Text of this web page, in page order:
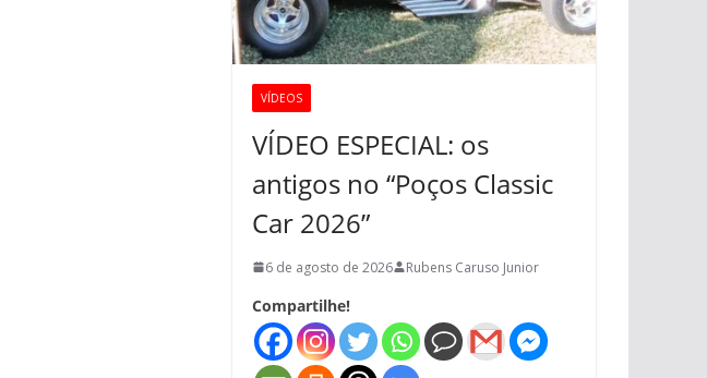
VÍDEOS
VÍDEO ESPECIAL: os
antigos no “Poços Classic
Car 2026”
6 de agosto de 2026 Rubens Caruso Junior
Compartilhe!